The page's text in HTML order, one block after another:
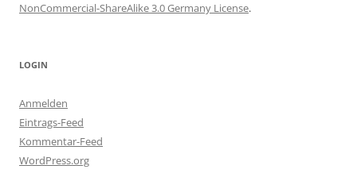
NonCommercial-ShareAlike 3.0 Germany License.
LOGIN
Anmelden
Eintrags-Feed
Kommentar-Feed
WordPress.org